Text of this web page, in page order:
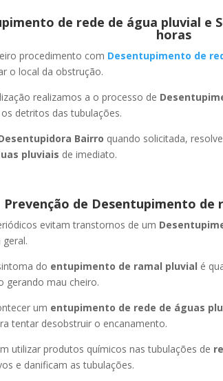
de rede de água pluvial e
horas
procedimento com Desentupimento de
o local da obstrução.
realizamos a o processo de
detritos das tubulações.
Bairro quando solicitada,
pluviais de imediato.
Prevenção de Desentupimento de
evitam transtornos de um
do entupimento de ramal pluvial é
gerando mau cheiro.
um entupimento de rede de águas
tentar desobstruir o encanamento.
utilizar produtos químicos nas tubulações de
e danificam as tubulações.